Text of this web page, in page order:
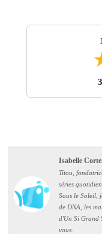
Isabelle
Titou,
séries
Sous le Soleil,
de DNA, les
d'Un Si Grand
vous.